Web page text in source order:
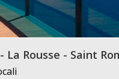
La Rousse - Saint